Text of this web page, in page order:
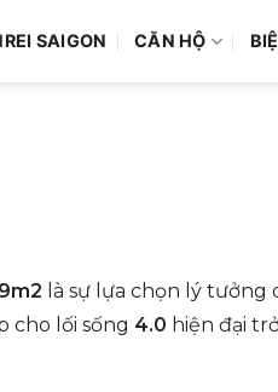
SAIGON CĂN HỘ
là sự lựa chọn lý
cho lối sống 4.0 hiện đại